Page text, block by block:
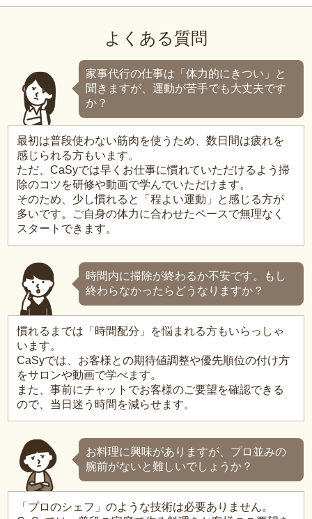
よくある質問
家事代行の仕事は「体力的にきつい」と
聞きますが、運動が苦手でも大丈夫です
か？
最初は普段使わない筋肉を使うため、数日間は疲れを
感じられる方もいます。
ただ、CaSyでは早くお仕事に慣れていただけるよう掃
除のコツを研修や動画で学んでいただけます。
そのため、少し慣れると「程よい運動」と感じる方が
多いです。ご自身の体力に合わせたペースで無理なく
スタートできます。
時間内に掃除が終わるか不安です。もし
終わらなかったらどうなりますか？
慣れるまでは「時間配分」を悩まれる方もいらっしゃ
います。
CaSyでは、お客様との期待値調整や優先順位の付け方
をサロンや動画で学べます。
また、事前にチャットでお客様のご要望を確認できる
ので、当日迷う時間を減らせます。
お料理に興味がありますが、プロ並みの
腕前がないと難しいでしょうか？
「プロのシェフ」のような技術は必要ありません。